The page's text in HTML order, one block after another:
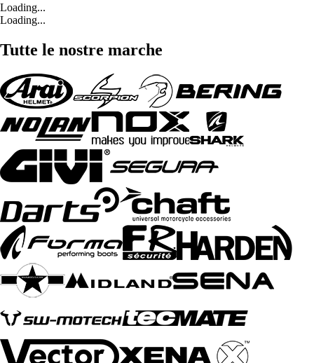
Loading...
Loading...
Tutte le nostre marche